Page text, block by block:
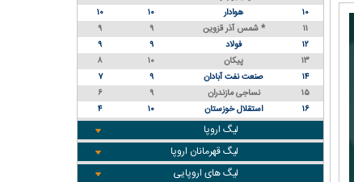
۱۰
هوادار ۱۰
۱۰
۱۱
شمس آذر قزوین * ۹
۹
۱۲
فولاد ۹
۹
۱۳
پیکان ۱۰
۸
۱۴
صنعت نفت آبادان ۹
۷
۱۵
نساجی مازندران ۹
۶
۱۶
استقلال خوزستان ۱۰ ۴
لیگ اروپا
لیگ قهرمانان اروپا
لیگ های اروپایی